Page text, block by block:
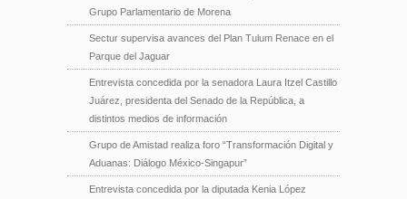
Grupo Parlamentario de Morena
Sectur supervisa avances del Plan Tulum Renace en el
Parque del Jaguar
Entrevista concedida por la senadora Laura Itzel Castillo
Juárez, presidenta del Senado de la República, a
distintos medios de información
Grupo de Amistad realiza foro “Transformación Digital y
Aduanas: Diálogo México-Singapur”
Entrevista concedida por la diputada Kenia López